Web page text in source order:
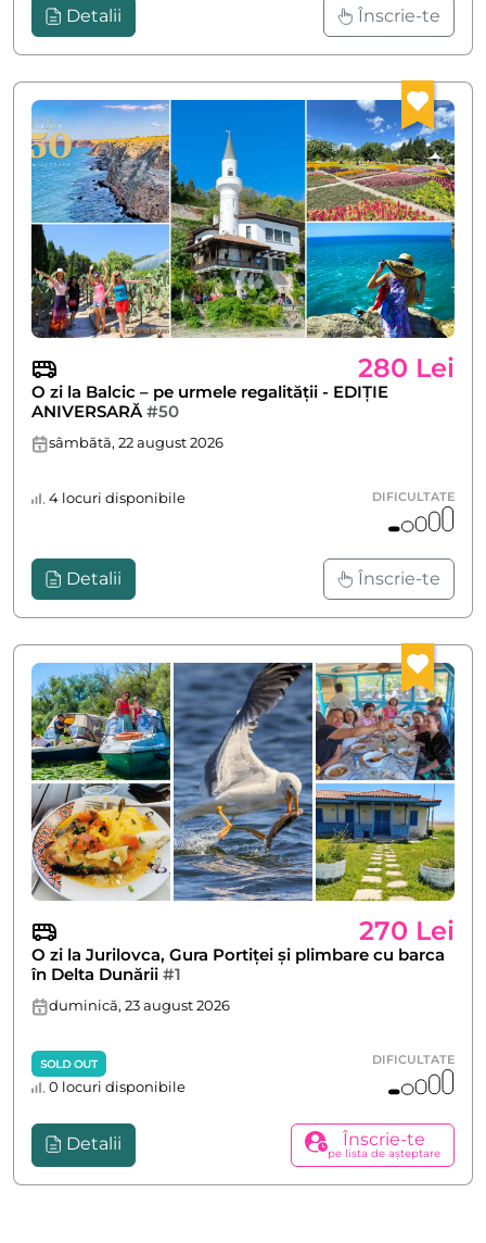
Detalii Înscrie-te
280 Lei
O zi la Balcic – pe urmele regalității - EDIȚIE
ANIVERSARĂ#50
sâmbătă, 22 august 2026
4 locuri disponibile DIFICULTATE
Detalii Înscrie-te
270 Lei
O zi la Jurilovca, Gura Portiței și plimbare cu barca
în Delta Dunării #1
duminică, 23 august 2026
SOLD OUT
0 locuri disponibile
DIFICULTATE
Detalii Înscrie-te
pe lista de așteptare